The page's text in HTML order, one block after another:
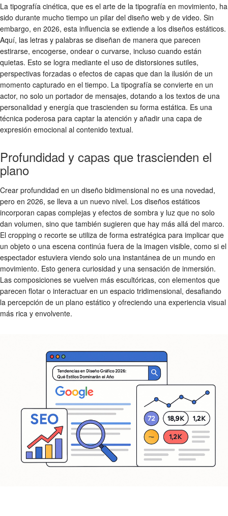
La tipografía cinética, que es el arte de la tipografía en movimiento, ha
sido durante mucho tiempo un pilar del diseño web y de video. Sin
embargo, en 2026, esta influencia se extiende a los diseños estáticos.
Aquí, las letras y palabras se diseñan de manera que parecen
estirarse, encogerse, ondear o curvarse, incluso cuando están
quietas. Esto se logra mediante el uso de distorsiones sutiles,
perspectivas forzadas o efectos de capas que dan la ilusión de un
momento capturado en el tiempo. La tipografía se convierte en un
actor, no solo un portador de mensajes, dotando a los textos de una
personalidad y energía que trascienden su forma estática. Es una
técnica poderosa para captar la atención y añadir una capa de
expresión emocional al contenido textual.
Profundidad y capas que trascienden el
plano
Crear profundidad en un diseño bidimensional no es una novedad,
pero en 2026, se lleva a un nuevo nivel. Los diseños estáticos
incorporan capas complejas y efectos de sombra y luz que no solo
dan volumen, sino que también sugieren que hay más allá del marco.
El cropping o recorte se utiliza de forma estratégica para implicar que
un objeto o una escena continúa fuera de la imagen visible, como si el
espectador estuviera viendo solo una instantánea de un mundo en
movimiento. Esto genera curiosidad y una sensación de inmersión.
Las composiciones se vuelven más escultóricas, con elementos que
parecen flotar o interactuar en un espacio tridimensional, desafiando
la percepción de un plano estático y ofreciendo una experiencia visual
más rica y envolvente.